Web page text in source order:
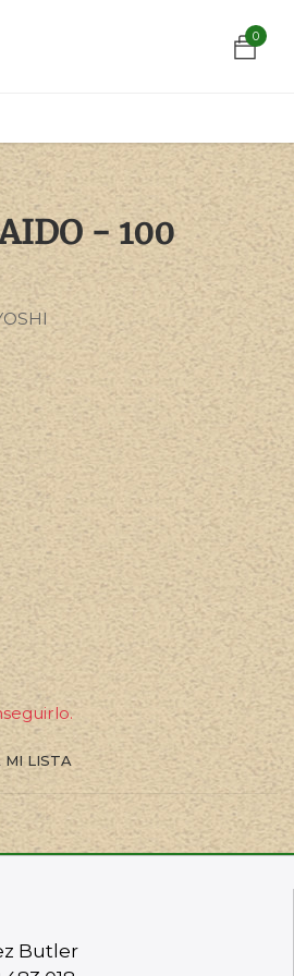
0
0
- 100
MI LISTA
Butler